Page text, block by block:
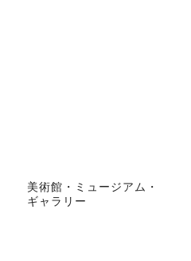
美術館・ミュージアム・
ギャラリー